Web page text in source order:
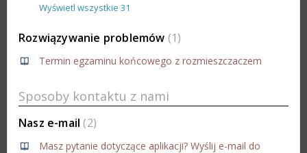
Wyświetl wszystkie 31
Rozwiązywanie problemów 1
Termin egzaminu końcowego z rozmieszczaczem
Sposoby kontaktu z nami
Nasz e-mail 2
Masz pytanie dotyczące aplikacji? Wyślij e-mail do